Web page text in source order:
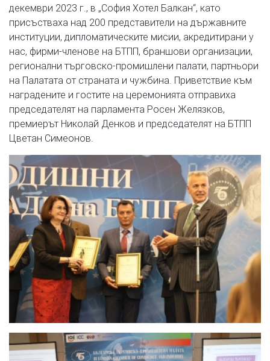
декември 2023 г., в „София Хотел Балкан“, като
присъстваха над 200 представители на държавните
институции, дипломатическите мисии, акредитирани у
нас, фирми-членове на БТПП, браншови организации,
регионални търговско-промишлени палати, партньори
на Палатата от страната и чужбина. Приветствие към
наградените и гостите на церемонията отправиха
председателят на парламента Росен Желязков,
премиерът Николай Денков и председателят на БТПП
Цветан Симеонов.